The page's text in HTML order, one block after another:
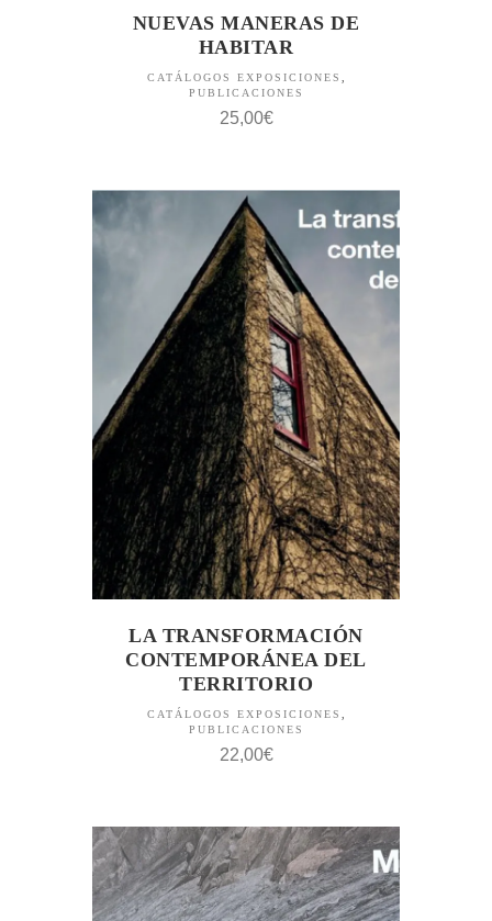
NUEVAS MANERAS DE
HABITAR
CATÁLOGOS EXPOSICIONES
PUBLICACIONES
25,00€
LA TRANSFORMACIÓN
CONTEMPORÁNEA DEL
TERRITORIO
CATÁLOGOS EXPOSICIONES ,
PUBLICACIONES
22,00€